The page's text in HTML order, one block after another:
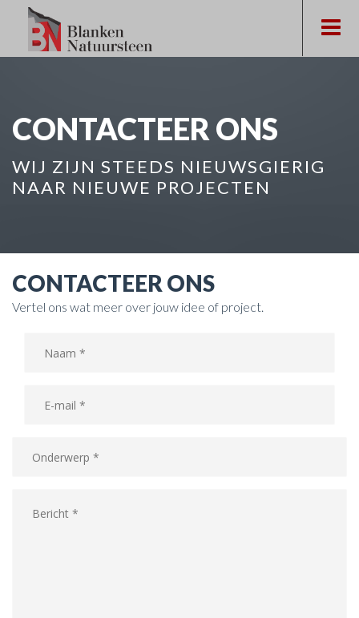
CONTACTEER ONS
WIJ ZIJN STEEDS NIEUWSGIERIG
NAAR NIEUWE PROJECTEN
CONTACTEER ONS
Vertel ons wat meer over jouw idee of project.